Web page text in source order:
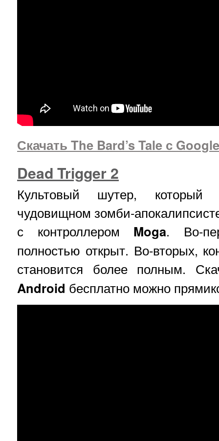
Скачать The Bard’s Tale с
Dead Trigger 2
Культовый шутер, который
чудовищном зомби-
с контроллером Moga. Во-
полностью открыт. Во-вторых,
становится более полным.
Android бесплатно можно